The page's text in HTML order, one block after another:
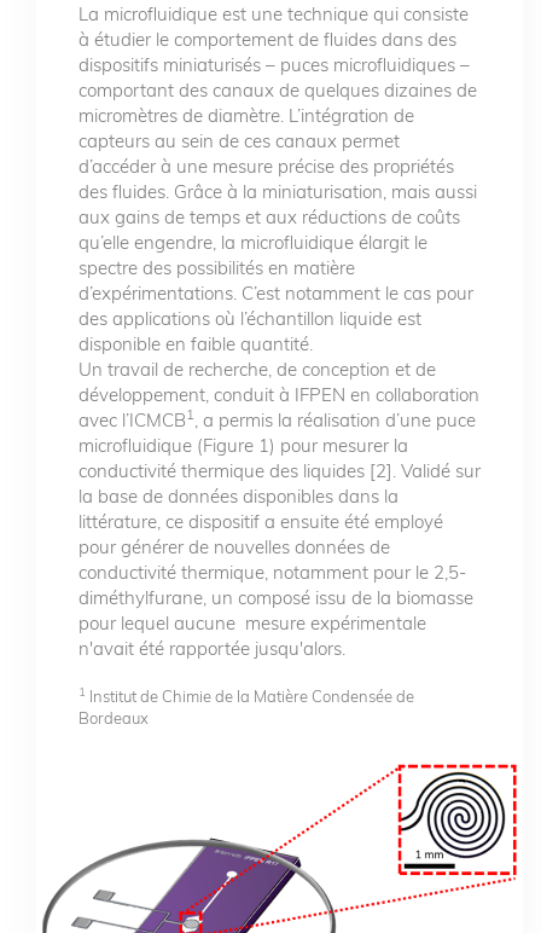
La microfluidique est une technique qui consiste
à étudier le comportement de fluides dans des
dispositifs miniaturisés – puces microfluidiques –
comportant des canaux de quelques dizaines de
micromètres de diamètre. L’intégration de
capteurs au sein de ces canaux permet
d’accéder à une mesure précise des propriétés
des fluides. Grâce à la miniaturisation, mais aussi
aux gains de temps et aux réductions de coûts
qu’elle engendre, la microfluidique élargit le
spectre des possibilités en matière
d’expérimentations. C’est notamment le cas pour
des applications où l’échantillon liquide est
disponible en faible quantité.
Un travail de recherche, de conception et de
développement, conduit à IFPEN en collaboration
avec l’ICMCB1 , a permis la réalisation d’une puce
microfluidique (Figure 1) pour mesurer la
conductivité thermique des liquides [2]. Validé sur
la base de données disponibles dans la
littérature, ce dispositif a ensuite été employé
pour générer de nouvelles données de
conductivité thermique, notamment pour le 2,5-
diméthylfurane, un composé issu de la biomasse
pour lequel aucune mesure expérimentale
n'avait été rapportée jusqu'alors.
1 Institut de Chimie de la Matière Condensée de
Bordeaux